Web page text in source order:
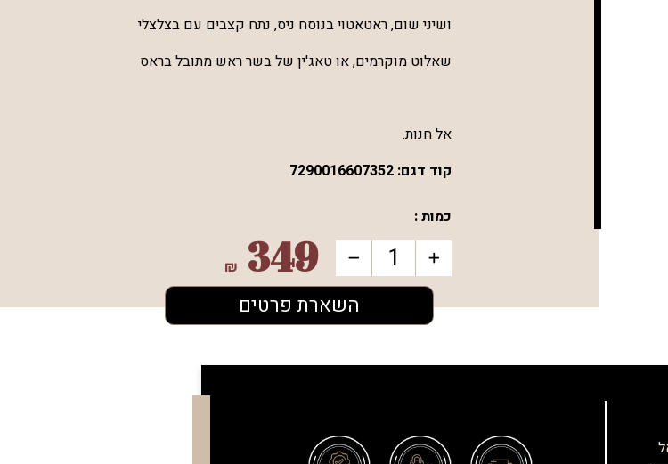
ושיני שום, ראטאטוי בנוסח ניס, נתח קצבים עם בצלצלי
שאלוט מוקרמים, או טאג'ין של בשר ראש מתובל בראס
אל חנות.
קוד דגם: 7290016607352
כמות :
349
₪
השארת פרטים